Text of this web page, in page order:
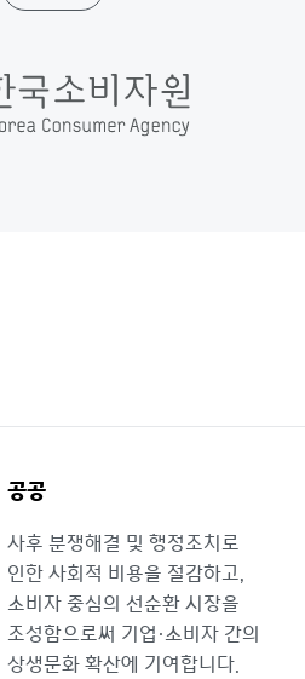
공공
사후 분쟁해결 및 행정조치로
인한 사회적 비용을 절감하고,
소비자 중심의 선순환 시장을
조성함으로써 기업·소비자 간의
상생문화 확산에 기여합니다.